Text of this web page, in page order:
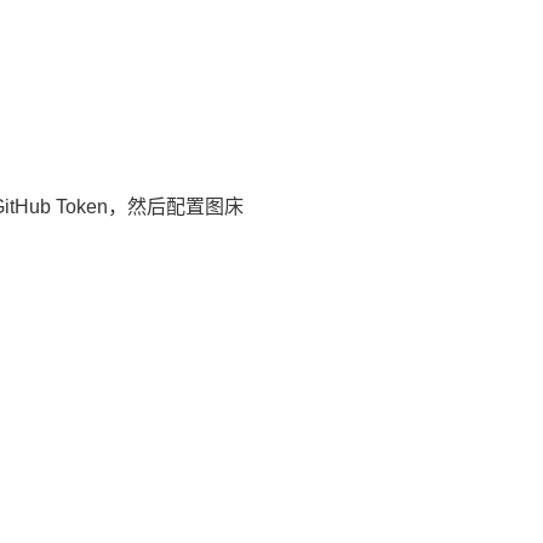
Token，然后配置图床